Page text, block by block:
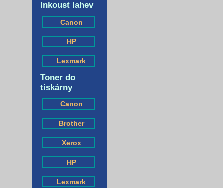
Inkoust lahev
Canon
HP
Lexmark
Toner do
tiskárny
Canon
Brother
Xerox
HP
Lexmark